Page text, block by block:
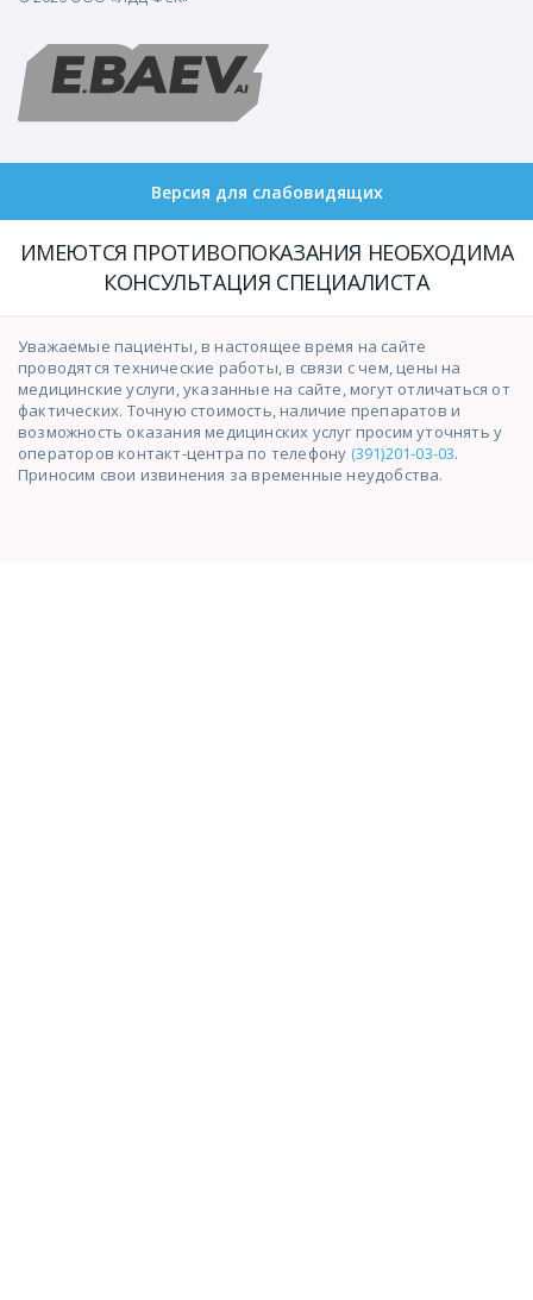
Версия для слабовидящих
ИМЕЮТСЯ ПРОТИВОПОКАЗАНИЯ НЕОБХОДИМА
КОНСУЛЬТАЦИЯ СПЕЦИАЛИСТА
Уважаемые пациенты, в настоящее время на сайте
проводятся технические работы, в связи с чем, цены на
медицинские услуги, указанные на сайте, могут отличаться от
фактических. Точную стоимость, наличие препаратов и
возможность оказания медицинских услуг просим уточнять у
операторов контакт-центра по телефону (391)201-03-03.
Приносим свои извинения за временные неудобства.